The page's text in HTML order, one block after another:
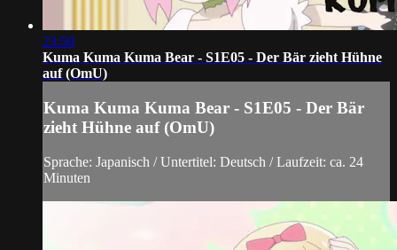
23:50
Kuma Kuma Kuma Bear - S1E05 - Der Bär zieht Hühne
auf (OmU)
Kuma Kuma Kuma Bear - S1E05 - Der Bär
zieht Hühne auf (OmU)
Sprache: Japanisch / Untertitel: Deutsch / Laufzeit: ca. 24
Minuten